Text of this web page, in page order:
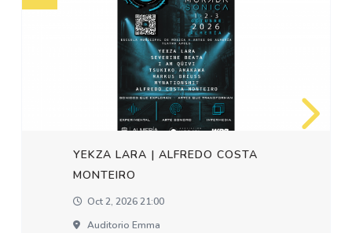
YEKZA LARA | ALFREDO COSTA
MONTEIRO
Oct 2, 2026 21:00
Auditorio Emma